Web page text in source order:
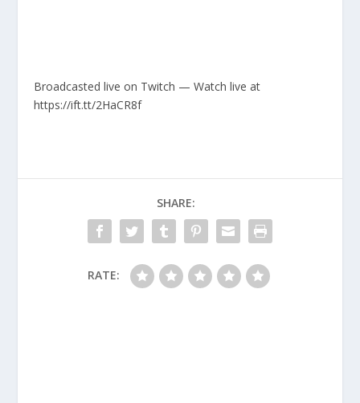
Broadcasted live on Twitch — Watch live at
https://ift.tt/2HaCR8f
SHARE:
RATE: